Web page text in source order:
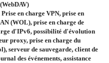
en charge VPN, prise en
(WOL), prise en charge de
d'IPv6, possibilité d'évolution
proxy, prise en charge du
serveur de sauvegarde, client de
des événements, assistance